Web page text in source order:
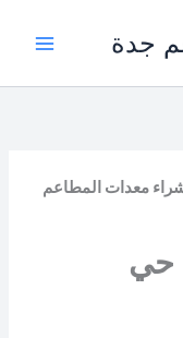
جدة
معدات المطاعم
حي